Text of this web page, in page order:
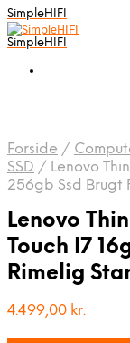
SimpleHIFI
SimpleHIFI
Forside /
SSD / Lenovo
256gb Ssd Brugt
Lenovo
Touch I7
Rimelig
4.499,00 kr.